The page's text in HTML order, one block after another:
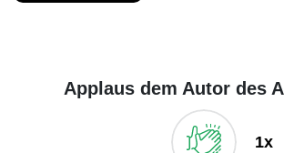
Applaus dem Autor des
1x